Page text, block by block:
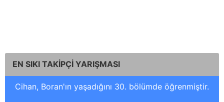
EN SIKI TAKİPÇİ YARIŞMASI
Cihan, Boran'ın yaşadığını 30. bölümde öğrenmiştir.